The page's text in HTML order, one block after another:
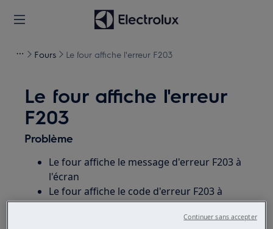
Fours Le four affiche l'erreur F203
Le four affiche l'erreur
F203
Problème
Le four affiche le message d'erreur F203 à
l'écran
Le four affiche le code d'erreur F203 à
l'écran
Continuer sans accepter